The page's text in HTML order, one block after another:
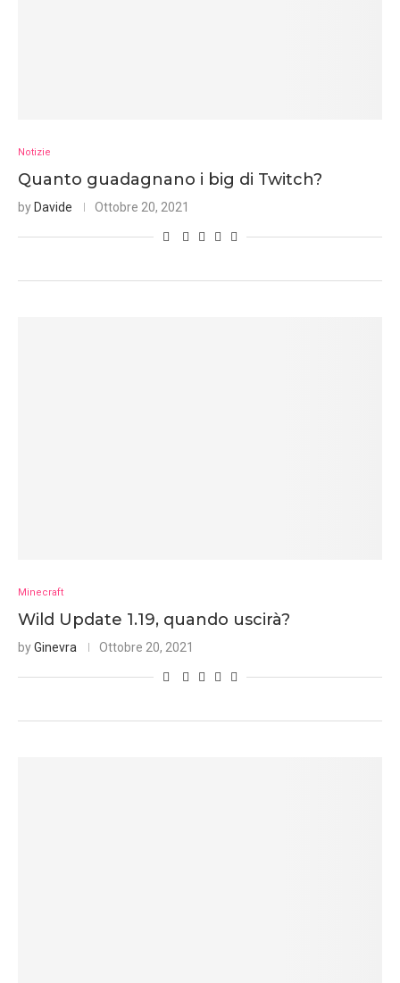
Notizie
Quanto guadagnano i big di Twitch?
by Davide Ottobre 20, 2021
Minecraft
Wild Update 1.19, quando uscirà?
byGinevra Ottobre 20, 2021